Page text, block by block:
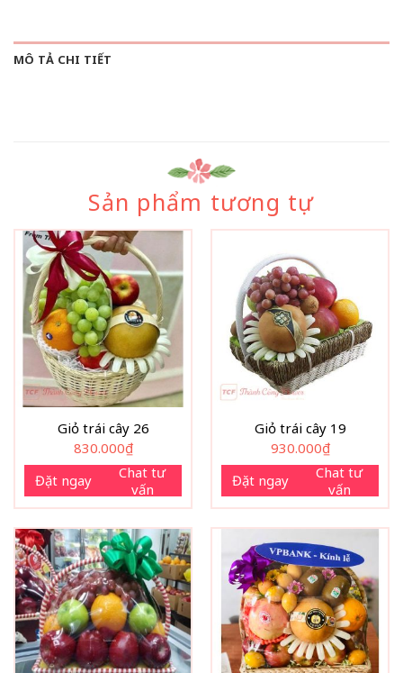
MÔ TẢ CHI TIẾT
Sản phẩm tương tự
Giỏ trái cây 26
830.000₫
Đặt ngay
Chat tư
vấn
Giỏ trái cây 19
930.000₫
Đặt ngay
Chat tư
vấn